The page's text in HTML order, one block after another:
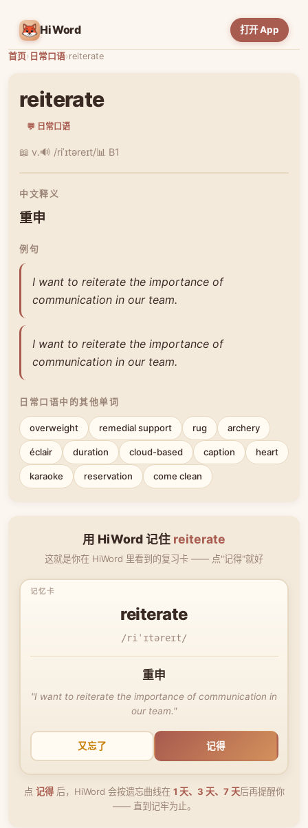
HiWord 打开 App
首页› 日常口语›reiterate
reiterate
💬 日常口语
📖 v.🔊 /riˈɪtəreɪt/📊 B1
中文释义
重申
例句
I want to reiterate the importance of
communication in our team.
I want to reiterate the importance of
communication in our team.
日常口语中的其他单词
overweight remedial support rug archery
éclair duration cloud-based caption heart
karaoke reservation come clean
用 HiWord 记住 reiterate
这就是你在 HiWord 里看到的复习卡 —— 点"记得"就好
reiterate
/riˈɪtəreɪt/
重申
"I want to reiterate the importance of communication in
our team."
又忘了 记得
点 记得后，HiWord 会按遗忘曲线在 1 天、3 天、7 天后再提醒你
—— 直到记牢为止。